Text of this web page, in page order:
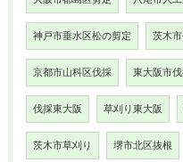
神戸市垂水区松の剪定 茨木
京都市山科区伐採 東大阪市
伐採東大阪 草刈り東大阪
茨木市草刈り 堺市北区抜根